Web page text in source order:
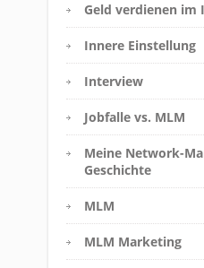
Geld verdienen im
Innere Einstellung
Interview
Jobfalle vs. MLM
Meine Network-
Geschichte
MLM
MLM Marketing